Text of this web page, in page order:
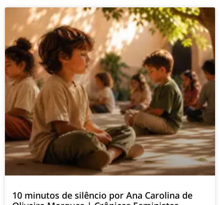
10 minutos de silêncio por Ana Carolina de